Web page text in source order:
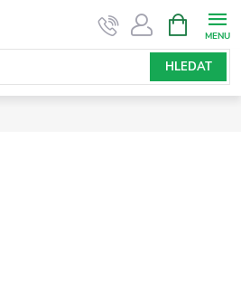
HLEDAT
NÁKUPNÍ
KOŠÍK